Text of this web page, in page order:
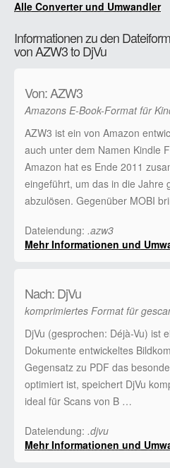
Alle Converter und Umwandler
Informationen zu den
von AZW3 to DjVu
Von: AZW3
Amazons E-Book-Format für
AZW3 ist ein von Amazon
auch unter dem Namen Kindle
Amazon hat es Ende 2011
eingeführt, um das in die Jahre
abzulösen. Gegenüber MOBI
Dateiendung: .azw3
Mehr Informationen und
Nach: DjVu
komprimiertes Format für
DjVu (gesprochen: Déjà-Vu) ist
Dokumente entwickeltes
Gegensatz zu PDF das
optimiert ist, speichert DjVu
ideal für Scans von B …
Dateiendung: .djvu
Mehr Informationen und